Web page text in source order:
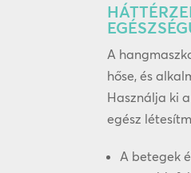
A
hőse, és
Használja ki
egész
A betegek